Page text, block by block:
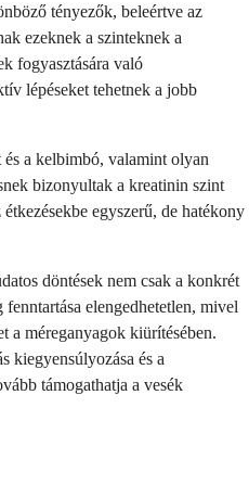
tényezők, beleértve az
ezeknek a szinteknek a
fogyasztására való
lépéseket tehetnek a jobb
a kelbimbó, valamint olyan
bizonyultak a kreatinin szint
egyszerű, de hatékony
döntések nem csak a konkrét
elengedhetetlen, mivel
a méreganyagok kiürítésében.
kiegyensúlyozása és a
támogathatja a vesék